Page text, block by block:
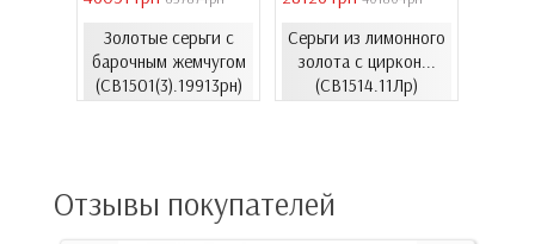
Золотые серьги с
барочным жемчугом
(СВ1501(3).19913рн)
Серьги из лимонного
золота с циркон...
(СВ1514.11Лр)
Отзывы покупателей